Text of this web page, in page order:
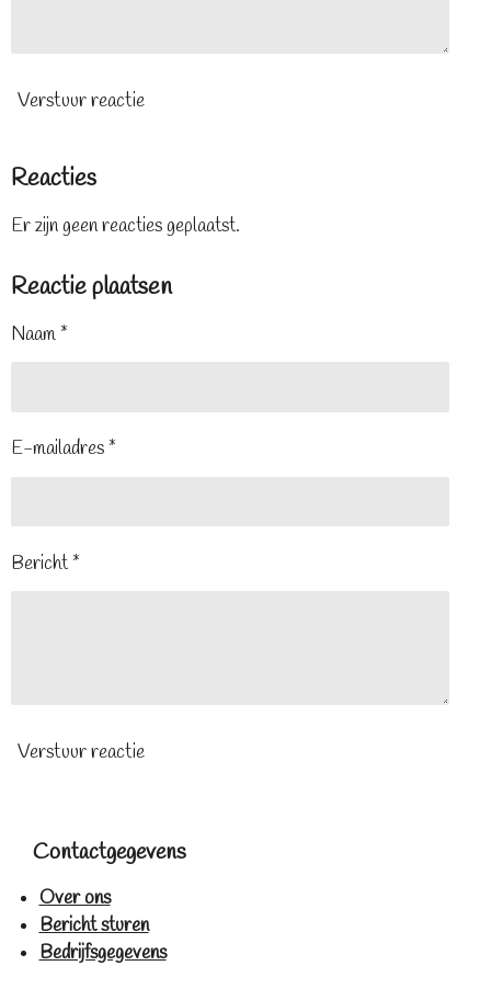
Verstuur reactie
Reacties
Er zijn geen reacties geplaatst.
Reactie plaatsen
Naam *
E-mailadres *
Bericht *
Verstuur reactie
Contactgegevens
Over ons
Bericht sturen
Bedrijfsgegevens